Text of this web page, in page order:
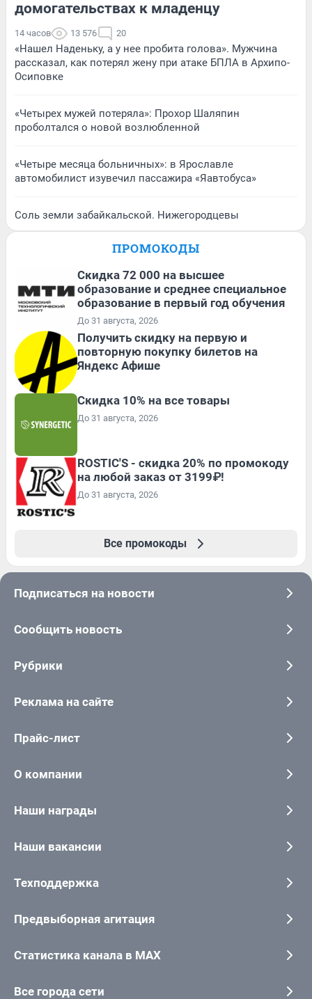
домогательствах к младенцу
14 часов 13 576 20
«Нашел Наденьку, а у нее пробита голова». Мужчина
рассказал, как потерял жену при атаке БПЛА в Архипо-
Осиповке
«Четырех мужей потеряла»: Прохор Шаляпин
проболтался о новой возлюбленной
«Четыре месяца больничных»: в Ярославле
автомобилист изувечил пассажира «Яавтобуса»
Соль земли забайкальской. Нижегородцевы
ПРОМОКОДЫ
Скидка 72 000 на высшее
образование и среднее специальное
образование в первый год обучения
До 31 августа, 2026
Получить скидку на первую и
повторную покупку билетов на
Яндекс Афише
Скидка 10% на все товары
До 31 августа, 2026
ROSTIC'S - скидка 20% по промокоду
на любой заказ от 3199₽!
До 31 августа, 2026
Все промокоды
Подписаться на новости
Сообщить новость
Рубрики
Реклама на сайте
Прайс-лист
О компании
Наши награды
Наши вакансии
Техподдержка
Предвыборная агитация
Статистика канала в MAX
Все города сети